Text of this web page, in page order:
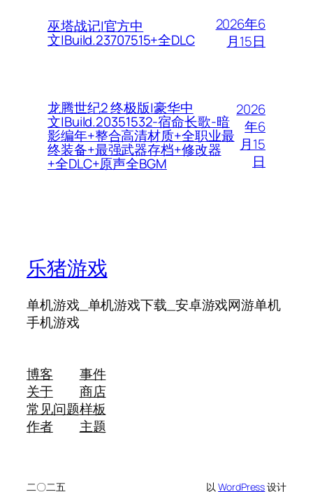
巫塔战记|官方中
文|Build.23707515+全DLC
2026年6
月15日
龙腾世纪2 终极版|豪华中
文|Build.20351532-宿命长歌-暗
影编年+整合高清材质+全职业最
终装备+最强武器存档+修改器
+全DLC+原声全BGM
2026
年6
月15
日
乐猪游戏
单机游戏_单机游戏下载_安卓游戏网游单机
手机游戏
博客
关于
常见问题
作者
事件
商店
样板
主题
二〇二五 以WordPress设计